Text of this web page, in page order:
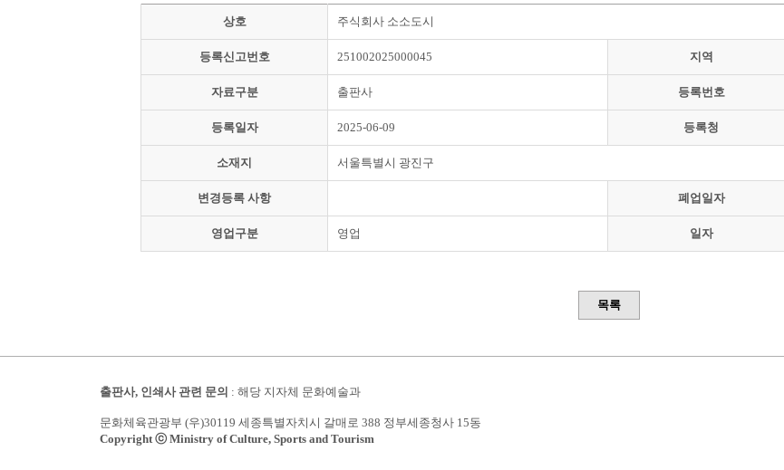
상호 주식회사 소소도시
등록신고번호 251002025000045 지역
자료구분 출판사 등록번호
등록일자 2025-06-09 등록청
소재지 서울특별시 광진구
변경등록 사항 폐업일자
영업구분 영업 일자
목록
출판사, 인쇄사 관련 문의 : 해당 지자체 문화예술과
문화체육관광부 (우)30119 세종특별자치시 갈매로 388 정부세종청사 15동
Copyright ⓒ Ministry of Culture, Sports and Tourism